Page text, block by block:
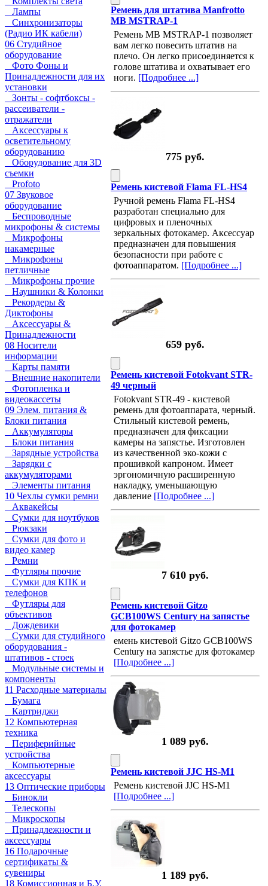
Лампы
Синхронизаторы
(Радио ИК кабели)
06 Студийное
оборудование
Фото Фоны и
Принадлежности для их
установки
Зонты - софтбоксы -
рассеиватели -
отражатели
Аксессуары к
осветительному
оборудованию
Оборудование для 3D
съемки
Profoto
07 Звуковое
оборудование
Беспроводные
микрофоны & системы
Микрофоны
накамерные
Микрофоны
петличные
Микрофоны прочие
Наушники & Колонки
Рекордеры &
Диктофоны
Аксессуары &
Принадлежности
08 Носители
информации
Карты памяти
Внешние накопители
Фотопленка и
видеокассеты
09 Элем. питания &
Блоки питания
Аккумуляторы
Блоки питания
Зарядные устройства
Зарядки с
аккумуляторами
Элементы питания
10 Чехлы сумки ремни
Аквакейсы
Сумки для ноутбуков
Рюкзаки
Сумки для фото и
видео камер
Ремни
Футляры прочие
Сумки для КПК и
телефонов
Футляры для
объективов
Дождевики
Сумки для студийного
оборудования -
штативов - стоек
Модульные системы и
компоненты
11 Расходные материалы
Бумага
Картриджи
12 Компьютерная
техника
Периферийные
устройства
Компьютерные
аксессуары
13 Оптические приборы
Бинокли
Телескопы
Микроскопы
Принадлежности и
аксессуары
16 Подарочные
сертификаты &
сувениры
18 Комиссионная и Б.У.
Ремень для штатива Manfrotto
MB MSTRAP-1
Ремень MB MSTRAP-1 позволяет
вам легко повесить штатив на
плечо. Он легко присоединяется к
голове штатива и охватывает его
ноги. [Подробнее ...]
775 руб.
Ремень кистевой Flama FL-HS4
Ручной ремень Flama FL-HS4
разработан специально для
цифровых и пленочных
зеркальных фотокамер. Аксессуар
предназначен для повышения
безопасности при работе с
фотоаппаратом. [Подробнее ...]
659 руб.
Ремень кистевой Fotokvant STR-
49 черный
Fotokvant STR-49 - кистевой
ремень для фотоаппарата, черный.
Стильный кистевой ремень,
предназначен для фиксации
камеры на запястье. Изготовлен
из качественной эко-кожи с
прошивкой капроном. Имеет
эргономичную расширенную
накладку, уменьшающую
давление [Подробнее ...]
7 610 руб.
Ремень кистевой Gitzo
GCB100WS Century на запястье
для фотокамер
емень кистевой Gitzo GCB100WS
Century на запястье для фотокамер
[Подробнее ...]
1 089 руб.
Ремень кистевой JJC HS-M1
Ремень кистевой JJC HS-M1
[Подробнее ...]
1 189 руб.